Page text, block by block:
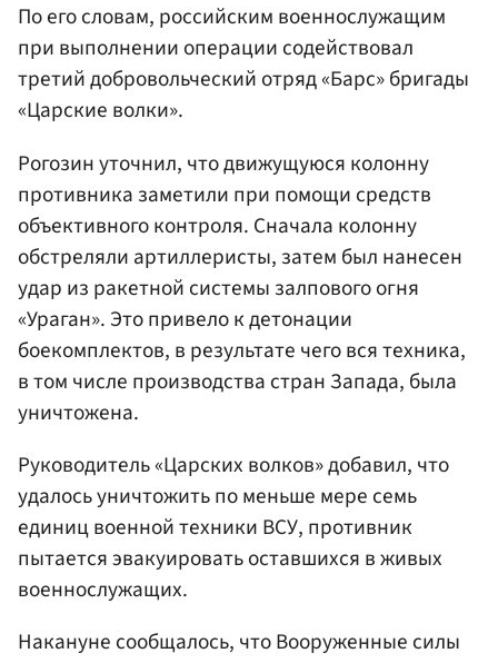
По его словам, российским военнослужащим
при выполнении операции содействовал
третий добровольческий отряд «Барс» бригады
«Царские волки».
Рогозин уточнил, что движущуюся колонну
противника заметили при помощи средств
объективного контроля. Сначала колонну
обстреляли артиллеристы, затем был нанесен
удар из ракетной системы залпового огня
«Ураган». Это привело к детонации
боекомплектов, в результате чего вся техника,
в том числе производства стран Запада, была
уничтожена.
Руководитель «Царских волков» добавил, что
удалось уничтожить по меньше мере семь
единиц военной техники ВСУ, противник
пытается эвакуировать оставшихся в живых
военнослужащих.
Накануне сообщалось, что Вооруженные силы